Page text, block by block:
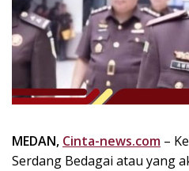
k
i
,
P
n
u
MEDAN, Cinta-news.com –
Serdang Bedagai atau yang